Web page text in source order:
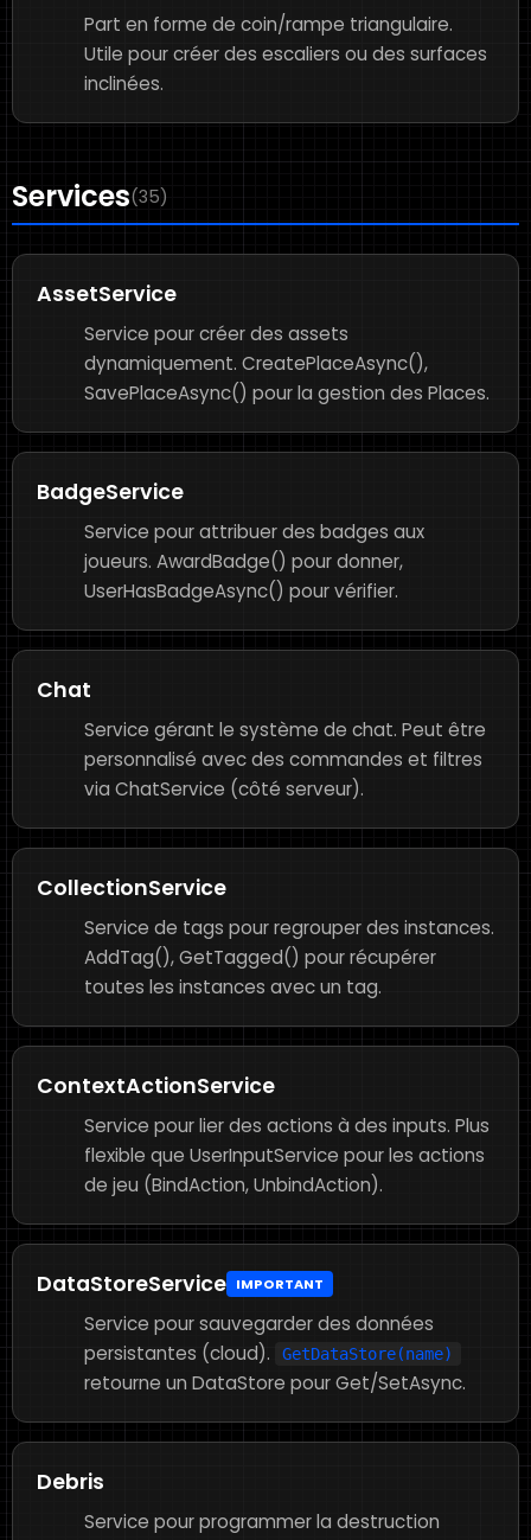
Part en forme de coin/rampe triangulaire.
Utile pour créer des escaliers ou des surfaces
inclinées.
Services(35)
AssetService
Service pour créer des assets
dynamiquement. CreatePlaceAsync(),
SavePlaceAsync() pour la gestion des Places.
BadgeService
Service pour attribuer des badges aux
joueurs. AwardBadge() pour donner,
UserHasBadgeAsync() pour vérifier.
Chat
Service gérant le système de chat. Peut être
personnalisé avec des commandes et filtres
via ChatService (côté serveur).
CollectionService
Service de tags pour regrouper des instances.
AddTag(), GetTagged() pour récupérer
toutes les instances avec un tag.
ContextActionService
Service pour lier des actions à des inputs. Plus
flexible que UserInputService pour les actions
de jeu (BindAction, UnbindAction).
DataStoreService IMPORTANT
Service pour sauvegarder des données
persistantes (cloud).
GetDataStore(name)
retourne un DataStore pour Get/SetAsync.
Debris
Service pour programmer la destruction